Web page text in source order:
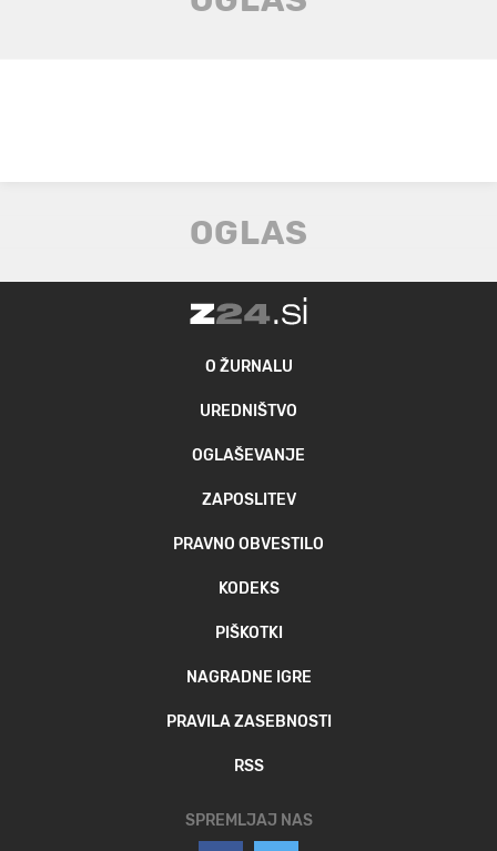
O ŽURNALU
UREDNIŠTVO
OGLAŠEVANJE
ZAPOSLITEV
PRAVNO OBVESTILO
KODEKS
PIŠKOTKI
NAGRADNE IGRE
PRAVILA ZASEBNOSTI
RSS
SPREMLJAJ NAS